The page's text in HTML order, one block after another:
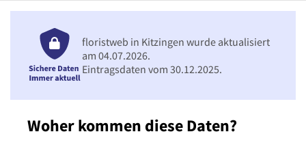
Woher kommen diese Daten?
floristweb in Kitzingen wurde aktualisiert
am 04.07.2026.
Eintragsdaten vom 30.12.2025.